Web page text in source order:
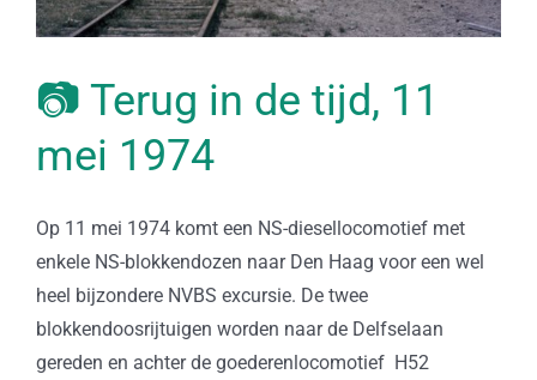
📷 Terug in de tijd, 11
mei 1974
Op 11 mei 1974 komt een NS-diesellocomotief met
enkele NS-blokkendozen naar Den Haag voor een wel
heel bijzondere NVBS excursie. De twee
blokkendoosrijtuigen worden naar de Delfselaan
gereden en achter de goederenlocomotief H52